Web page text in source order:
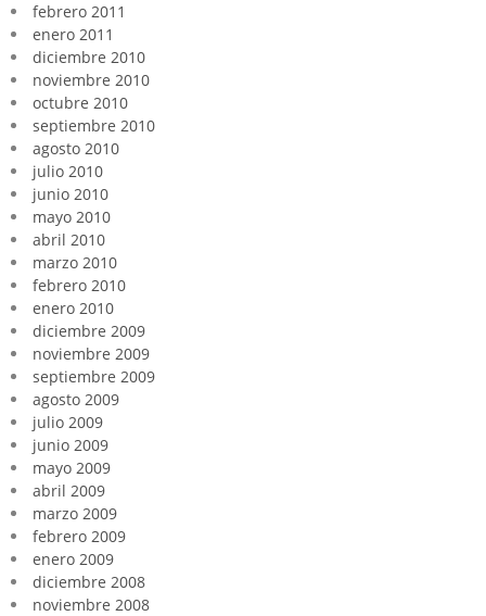
febrero 2011
enero 2011
diciembre 2010
noviembre 2010
octubre 2010
septiembre 2010
agosto 2010
julio 2010
junio 2010
mayo 2010
abril 2010
marzo 2010
febrero 2010
enero 2010
diciembre 2009
noviembre 2009
septiembre 2009
agosto 2009
julio 2009
junio 2009
mayo 2009
abril 2009
marzo 2009
febrero 2009
enero 2009
diciembre 2008
noviembre 2008